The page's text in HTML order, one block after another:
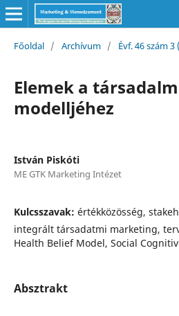
Főoldal / Archívum / Évf. 46 szám 3
Elemek a
modelljéhez
István Piskóti
ME GTK Marketing Intézet
Kulcsszavak: értékközösség,
integrált társadatmi marketing,
Health Belief Model, Social
Absztrakt